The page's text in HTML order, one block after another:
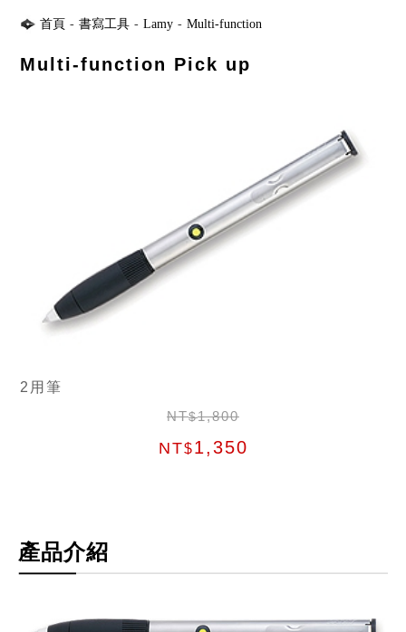
首頁 - 書寫工具 - Lamy - Multi-function
Multi-function Pick up
2用筆
NT$1,800
NT$1,350
產品介紹